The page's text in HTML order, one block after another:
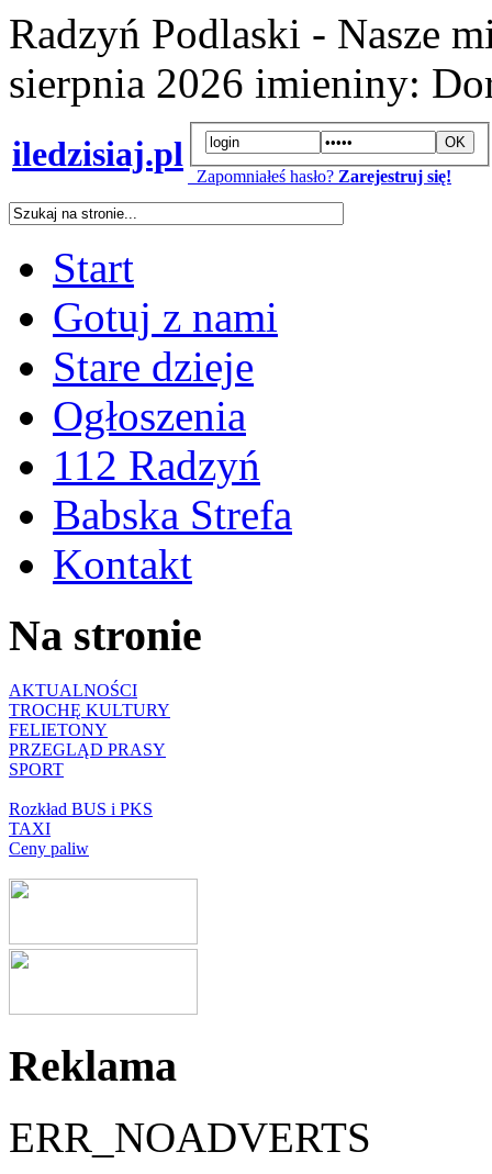
Radzyń Podlaski - Nasze
sierpnia 2026 imieniny:
iledzisiaj.pl
Zapomniałeś hasło? Zarejestruj się!
Start
Gotuj z nami
Stare dzieje
Ogłoszenia
112 Radzyń
Babska Strefa
Kontakt
Na stronie
AKTUALNOŚCI
TROCHĘ KULTURY
FELIETONY
PRZEGLĄD PRASY
SPORT
Rozkład BUS i PKS
TAXI
Ceny paliw
Reklama
ERR_NOADVERTS